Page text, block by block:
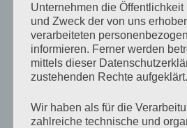
Beitragsnavigation
Vorheriger
Beitrag
ZURÜCK
Making of „FGZ Tapes
Nächster
WEITER
StreitClub #2 – „Deutschland –
Land?“
Unternehmen die Öffentlichkeit
und Zweck der von uns
verarbeiteten
informieren. Ferner werden
mittels dieser
zustehenden Rechte aufgeklärt.
Wir haben als für die
zahlreiche technische und